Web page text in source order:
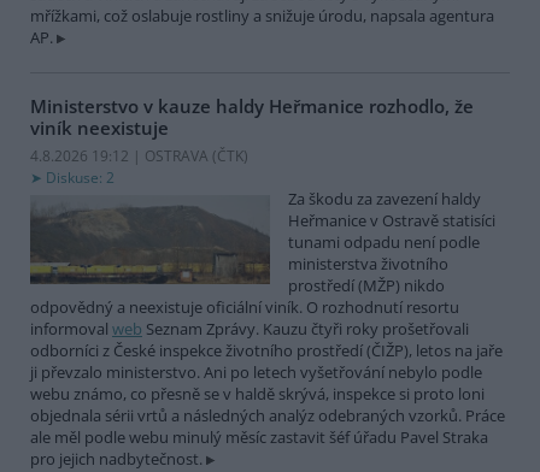
mřížkami, což oslabuje rostliny a snižuje úrodu, napsala agentura
AP.
Ministerstvo v kauze haldy Heřmanice rozhodlo, že
viník neexistuje
4.8.2026 19:12 | OSTRAVA (ČTK)
Diskuse: 2
Za škodu za zavezení haldy
Heřmanice v Ostravě statisíci
tunami odpadu není podle
ministerstva životního
prostředí (MŽP) nikdo
odpovědný a neexistuje oficiální viník. O rozhodnutí resortu
informoval web Seznam Zprávy. Kauzu čtyři roky prošetřovali
odborníci z České inspekce životního prostředí (ČIŽP), letos na jaře
ji převzalo ministerstvo. Ani po letech vyšetřování nebylo podle
webu známo, co přesně se v haldě skrývá, inspekce si proto loni
objednala sérii vrtů a následných analýz odebraných vzorků. Práce
ale měl podle webu minulý měsíc zastavit šéf úřadu Pavel Straka
pro jejich nadbytečnost.